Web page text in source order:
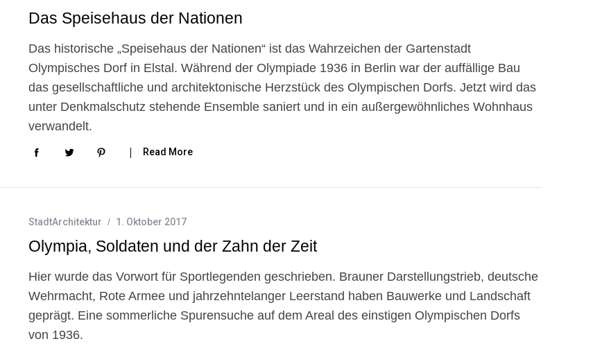
Das Speisehaus der Nationen
Das historische „Speisehaus der Nationen“ ist das Wahrzeichen der Gartenstadt
Olympisches Dorf in Elstal. Während der Olympiade 1936 in Berlin war der auffällige Bau
das gesellschaftliche und architektonische Herzstück des Olympischen Dorfs. Jetzt wird das
unter Denkmalschutz stehende Ensemble saniert und in ein außergewöhnliches Wohnhaus
verwandelt.
Read More
StadtArchitektur 1. Oktober 2017
Olympia, Soldaten und der Zahn der Zeit
Hier wurde das Vorwort für Sportlegenden geschrieben. Brauner Darstellungstrieb, deutsche
Wehrmacht, Rote Armee und jahrzehntelanger Leerstand haben Bauwerke und Landschaft
geprägt. Eine sommerliche Spurensuche auf dem Areal des einstigen Olympischen Dorfs
von 1936.